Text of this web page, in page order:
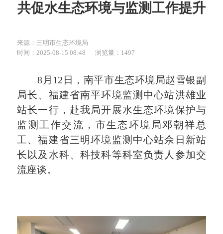
共促水生态环境与监测工作提升
来源：三明市生态环境局
时间：2025-08-15 08:48
浏览量：1497
8月12日，南平市生态环境局赵雪银副
局长、福建省南平环境监测中心站洪雄业
站长一行，赴我局开展水生态环境保护与
监测工作交流，市生态环境局邓朝祥总
工、福建省三明环境监测中心站佘日新站
长以及水科、科技科等科室负责人参加交
流座谈。